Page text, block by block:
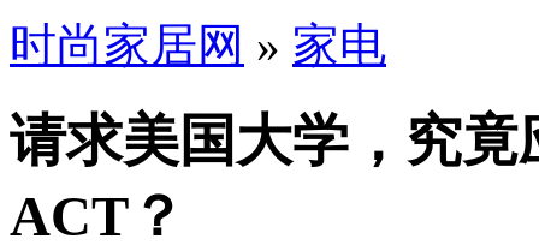
时尚家居网 » 家电
请求美国大学，究竟
ACT？